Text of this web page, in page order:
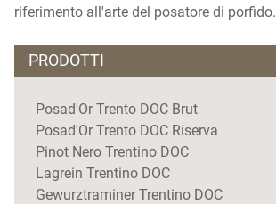
riferimento all'arte del posatore di porfido.
PRODOTTI
Posad'Or Trento DOC Brut
Posad'Or Trento DOC Riserva
Pinot Nero Trentino DOC
Lagrein Trentino DOC
Gewurztraminer Trentino DOC